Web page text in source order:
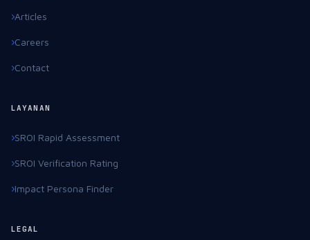
Articles
Careers
Contact
LAYANAN
SROI Rapid Assessment
SROI Verification Rating
Impact Persona Finder
LEGAL